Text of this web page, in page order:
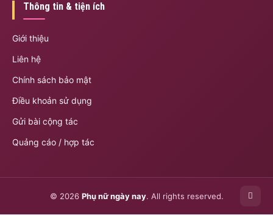
Thông tin & tiện ích
Giới thiệu
Liên hệ
Chính sách bảo mật
Điều khoản sử dụng
Gửi bài cộng tác
Quảng cáo / hợp tác
© 2026 Phụ nữ ngày nay. All rights reserved.